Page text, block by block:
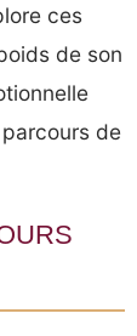
ces
de son
de